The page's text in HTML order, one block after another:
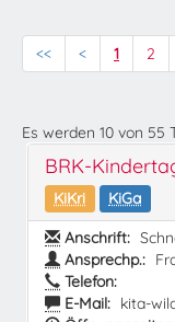
<< < 1 2
Es werden 10 von 55
BRK-
KiKri
KiGa
Anschrift:
Ansprechp.:
Telefon:
E-Mail: kita-